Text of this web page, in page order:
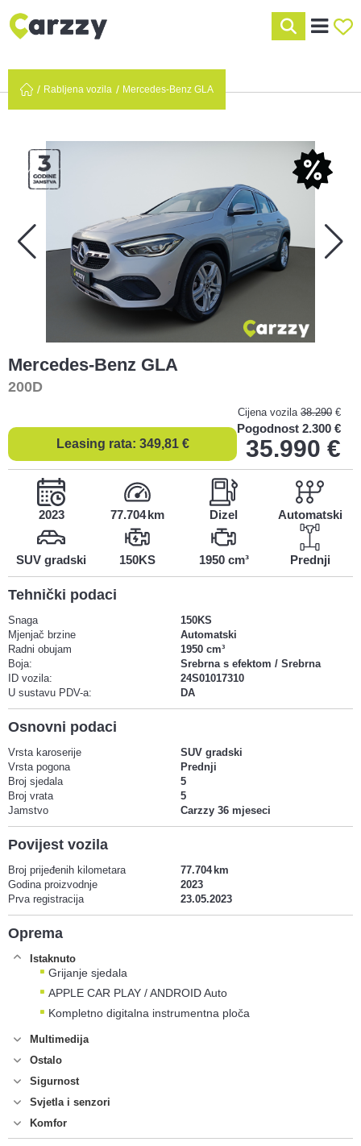
Rabljena vozila Mercedes-Benz GLA
Mercedes-Benz GLA
200D
Leasing rata: 349,81€
Cijena vozila 38.290 €
Pogodnost 2.300 €
35.990 €
2023 77.704 Dizel Automatski
SUV gradski 150KS 1950 cm³ Prednji
Tehnički podaci
Snaga
150KS
Mjenjač brzine
Automatski
Radni obujam
1950 cm³
Boja:
Srebrna s efektom / Srebrna
ID vozila:
24S01017310
U sustavu PDV-a:
DA
Osnovni podaci
Vrsta karoserije
SUV gradski
Vrsta pogona
Prednji
Broj sjedala
5
Broj vrata
5
Jamstvo
Carzzy 36 mjeseci
Povijest vozila
Broj prijeđenih kilometara
77.704
Godina proizvodnje
2023
Prva registracija
23.05.2023
Oprema
Istaknuto
Grijanje sjedala
APPLE CAR PLAY / ANDROID Auto
Kompletno digitalna instrumentna ploča
Multimedija
Ostalo
Sigurnost
Svjetla i senzori
Komfor